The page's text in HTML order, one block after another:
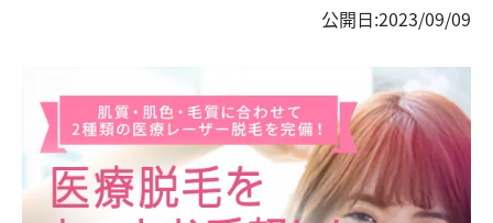
公開日:2023/09/09